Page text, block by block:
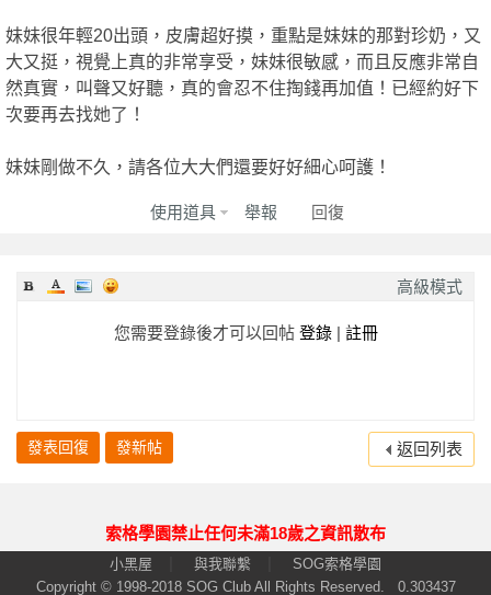
園
妹妹很年輕20出頭，皮膚超好摸，重點是妹妹的那對珍奶，又
大又挺，視覺上真的非常享受，妹妹很敏感，而且反應非常自
然真實，叫聲又好聽，真的會忍不住掏錢再加值！已經約好下
次要再去找她了！
妹妹剛做不久，請各位大大們還要好好細心呵護！
回復
使用道具 舉報
高級模式
您需要登錄後才可以回帖 登錄| 註冊
發表回復 發新帖 返回列表
索格學園禁止任何未滿18歲之資訊散布
小黑屋 與我聯繫
SOG索格學園
Copyright © 1998-2018 SOG ClubAll Rights Reserved. 0.303437